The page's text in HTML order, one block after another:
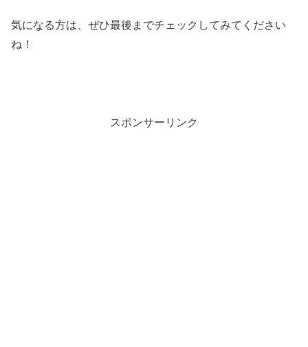
気になる方は、ぜひ最後までチェックしてみてください
ね！
スポンサーリンク